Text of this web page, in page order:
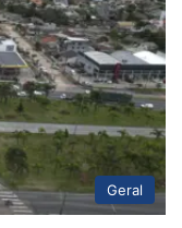
Geral